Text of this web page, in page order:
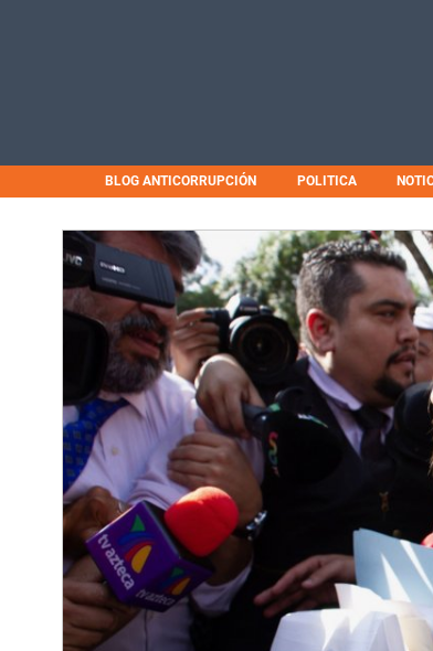
BLOG ANTICORRUPCIÓN POLITICA